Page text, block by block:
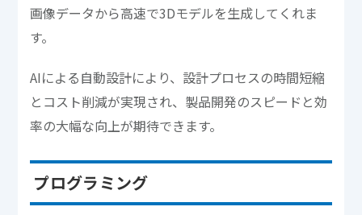
画像データから高速で3Dモデルを生成してくれま
す。
AIによる自動設計により、設計プロセスの時間短縮
とコスト削減が実現され、製品開発のスピードと効
率の大幅な向上が期待できます。
プログラミング